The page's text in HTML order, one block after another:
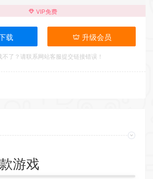
VIP免费
载 升级会员
不了？请联系网站客服提交链接错误！
游戏